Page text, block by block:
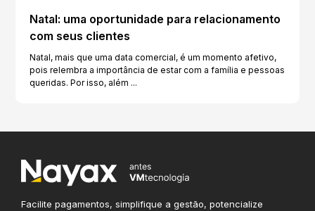
Natal: uma oportunidade para relacionamento
com seus clientes
Natal, mais que uma data comercial, é um momento afetivo,
pois relembra a importância de estar com a família e pessoas
queridas. Por isso, além ...
Facilite pagamentos, simplifique a gestão, potencialize